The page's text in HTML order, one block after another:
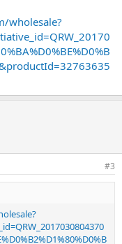
wholesale?
#3